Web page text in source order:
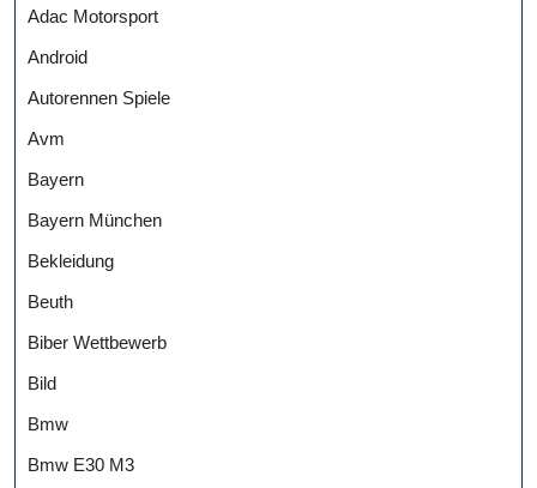
Adac Motorsport
Android
Autorennen Spiele
Avm
Bayern
Bayern München
Bekleidung
Beuth
Biber Wettbewerb
Bild
Bmw
Bmw E30 M3